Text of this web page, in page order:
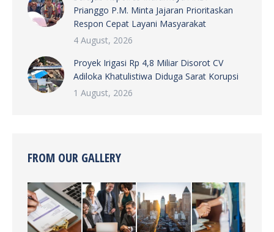
Prianggo P.M. Minta Jajaran Prioritaskan
Respon Cepat Layani Masyarakat
4 August, 2026
Proyek Irigasi Rp 4,8 Miliar Disorot CV
Adiloka Khatulistiwa Diduga Sarat Korupsi
1 August, 2026
FROM OUR GALLERY